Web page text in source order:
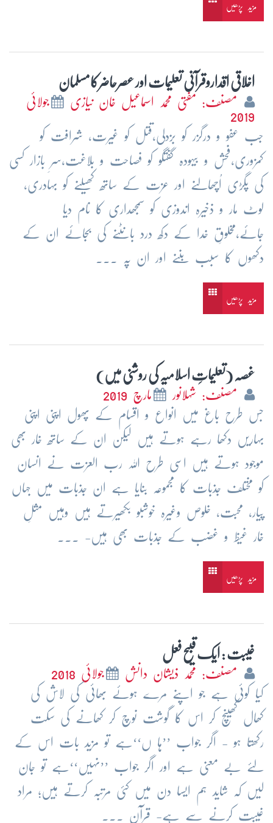
مزید پڑھیں
اخلاقی اقداروقرآنی تعلیمات اور عصرحاضرکامسلمان
مصنف: مفتی محمد اسماعیل خان نیازی
جولائی
2019
جب عفو و درگزر کو بزدلی،قتل کو غیرت، شرافت کو
کمزوری،فحش و بیہودہ گفتگو کو فصاحت و بلاغت،سرِ بازار کسی
کی پگڑی اُچھالنے اور عزت کے ساتھ کھیلنے کو بہادری،
لوٹ مار و ذخیرہ اندوزی کو سمجھداری کا نام دیا
جائے،مخلوقِ خدا کے دکھ درد بانٹنے کی بجائے ان کے
دکھوں کا سبب بننے اور ان پہ ...
مزید پڑھیں
غصہ (تعلیماتِ اسلامیہ کی روشنی میں)
مصنف: شہلانور
مارچ 2019
جس طرح باغ میں انواع و اقسام کے پھول اپنی اپنی
بہاریں دکھا رہے ہوتے ہیں لیکن ان کے ساتھ خار بھی
موجود ہوتے ہیں اسی طرح اللہ رب العزت نے انسان
کو مختلف جذبات کا مجموعہ بنایا ہے ان جذبات میں جہاں
پیار، محبت، خلوص وغیرہ خوشبو بکھیرتے ہیں وہیں مثلِ
خار غیظ و غضب کے جذبات بھی ہیں- ...
مزید پڑھیں
غیبت : ایک قبیح فعل
مصنف: محمد ذیشان دانش
جولائی 2018
کیا کوئی ہے جو اپنے مرے ہوئے بھائی کی لاش کی
کھال کھینچ کر اس کا گوشت نوچ کر کھانے کی سکت
رکھتا ہو - اگر جواب ’’ہا ں‘‘ہے تو مزید بات اس کے
لئے بے معنی ہے اور اگر جواب ’’نہیں‘‘ہے تو جان
لیں کہ شاید ہم ایسا دن میں کئی مرتبہ کرتے ہیں؛ مراد
غیبت کرنے سے ہے- قرآن ...